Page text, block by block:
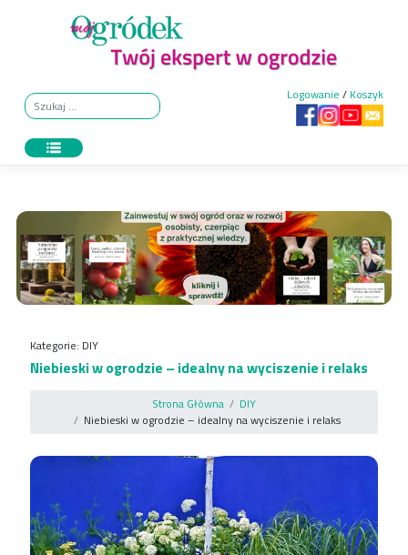
Logowanie / Koszyk
Kategorie: DIY
Niebieski w ogrodzie – idealny na wyciszenie i relaks
Strona Główna
DIY
Niebieski w ogrodzie – idealny na wyciszenie i relaks